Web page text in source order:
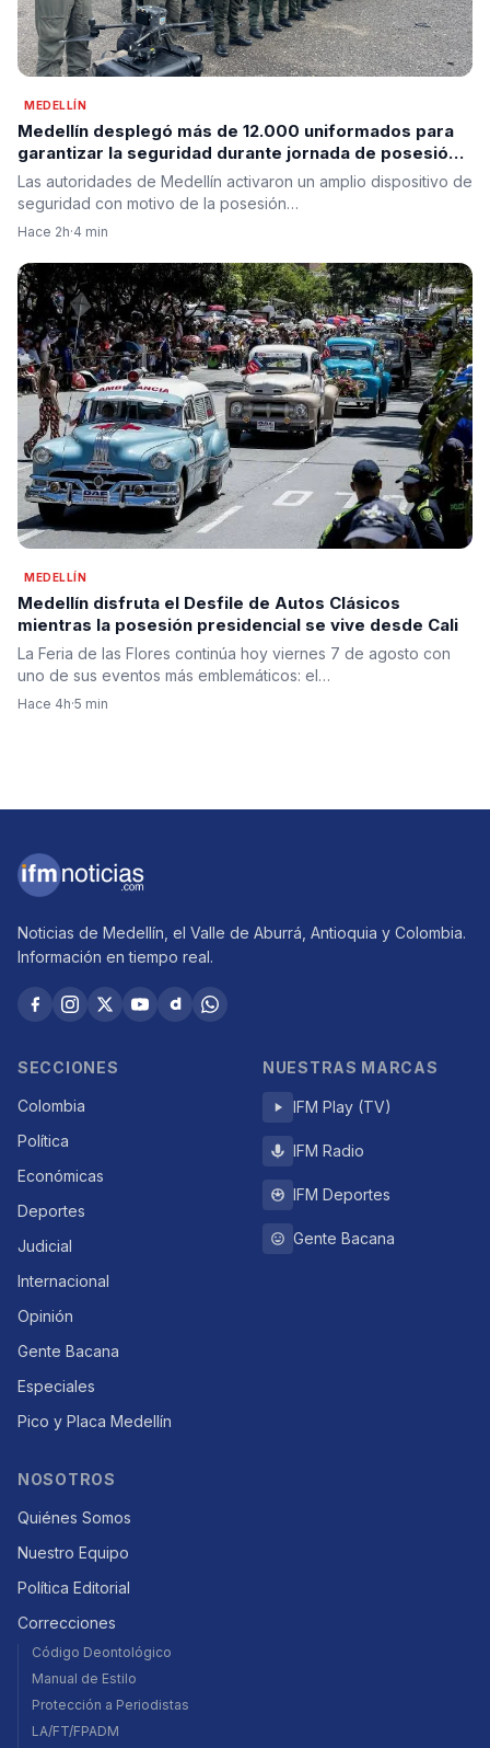
MEDELLÍN
Medellín desplegó más de 12.000 uniformados para
garantizar la seguridad durante jornada de posesión
presidencial en prevención
Las autoridades de Medellín activaron un amplio dispositivo de
seguridad con motivo de la posesión…
Hace 2h·4 min
MEDELLÍN
Medellín disfruta el Desfile de Autos Clásicos
mientras la posesión presidencial se vive desde Cali
La Feria de las Flores continúa hoy viernes 7 de agosto con
uno de sus eventos más emblemáticos: el…
Hace 4h·5 min
Noticias de Medellín, el Valle de Aburrá, Antioquia y Colombia.
Información en tiempo real.
SECCIONES
Colombia
Política
Económicas
Deportes
Judicial
Internacional
Opinión
Gente Bacana
Especiales
Pico y Placa Medellín
NUESTRAS MARCAS
IFM Play (TV)
IFM Radio
IFM Deportes
Gente Bacana
NOSOTROS
Quiénes Somos
Nuestro Equipo
Política Editorial
Correcciones
Código Deontológico
Manual de Estilo
Protección a Periodistas
LA/FT/FPADM